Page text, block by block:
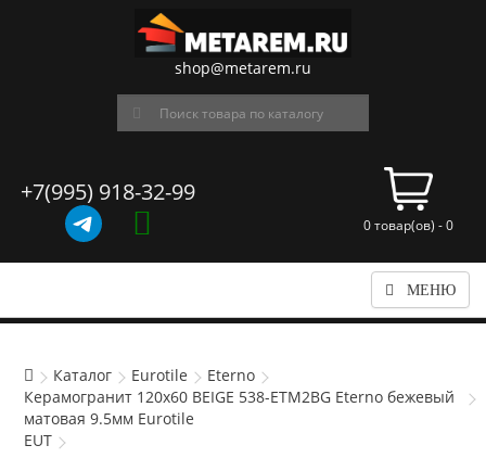
shop@metarem.ru
+7(995) 918-32-99
0 товар(ов) - 0
МЕНЮ
Каталог Eurotile
Eterno
Керамогранит 120x60 BEIGE 538-ETM2BG Eterno бежевый
матовая 9.5мм Eurotile
EUT